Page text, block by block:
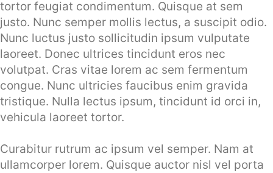
tortor feugiat condimentum. Quisque at sem
justo. Nunc semper mollis lectus, a suscipit odio.
Nunc luctus justo sollicitudin ipsum vulputate
laoreet. Donec ultrices tincidunt eros nec
volutpat. Cras vitae lorem ac sem fermentum
congue. Nunc ultricies faucibus enim gravida
tristique. Nulla lectus ipsum, tincidunt id orci in,
vehicula laoreet tortor.
Curabitur rutrum ac ipsum vel semper. Nam at
ullamcorper lorem. Quisque auctor nisl vel porta